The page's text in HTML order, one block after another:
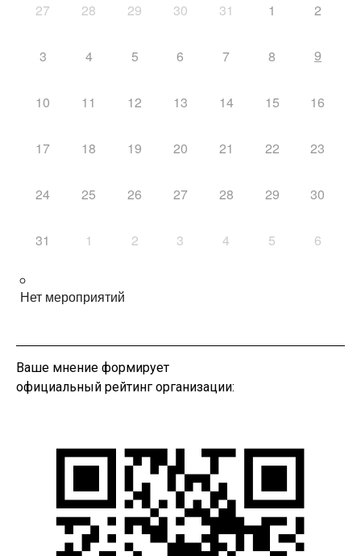
27 28 29 30 31 1 2
3 4 5 6 7 8 9
10 11 12 13 14 15 16
17 18 19 20 21 22 23
24 25 26 27 28 29 30
31 1 2 3 4 5 6
Нет мероприятий
Ваше мнение формирует
официальный рейтинг организации: